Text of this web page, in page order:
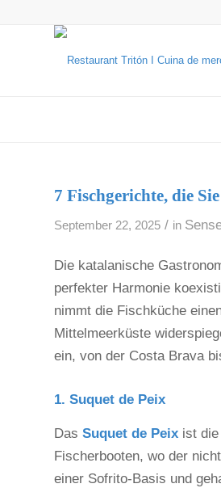
7 Fischgerichte, die
September 22, 2025 / in
Die katalanische
perfekter Harmonie
nimmt die Fischküche
Mittelmeerküste
ein, von der Costa Brava
1. Suquet de Peix
Das Suquet de Peix ist
Fischerbooten, wo der
einer Sofrito-Basis und